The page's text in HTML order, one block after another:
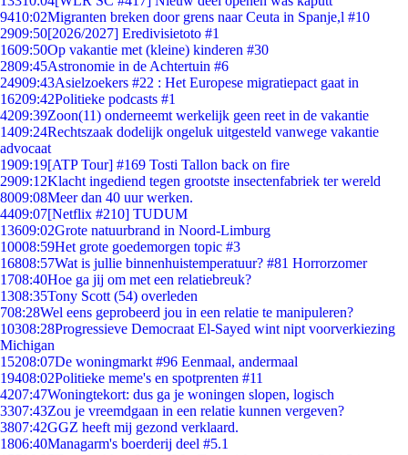
9410:02Migranten breken door grens naar Ceuta in Spanje,l #10
2909:50[2026/2027] Eredivisietoto #1
1609:50Op vakantie met (kleine) kinderen #30
2809:45Astronomie in de Achtertuin #6
24909:43Asielzoekers #22 : Het Europese migratiepact gaat in
16209:42Politieke podcasts #1
4209:39Zoon(11) onderneemt werkelijk geen reet in de vakantie
1409:24Rechtszaak dodelijk ongeluk uitgesteld vanwege vakantie
advocaat
1909:19[ATP Tour] #169 Tosti Tallon back on fire
2909:12Klacht ingediend tegen grootste insectenfabriek ter wereld
8009:08Meer dan 40 uur werken.
4409:07[Netflix #210] TUDUM
13609:02Grote natuurbrand in Noord-Limburg
10008:59Het grote goedemorgen topic #3
16808:57Wat is jullie binnenhuistemperatuur? #81 Horrorzomer
1708:40Hoe ga jij om met een relatiebreuk?
1308:35Tony Scott (54) overleden
708:28Wel eens geprobeerd jou in een relatie te manipuleren?
10308:28Progressieve Democraat El-Sayed wint nipt voorverkiezing
Michigan
15208:07De woningmarkt #96 Eenmaal, andermaal
19408:02Politieke meme's en spotprenten #11
4207:47Woningtekort: dus ga je woningen slopen, logisch
3307:43Zou je vreemdgaan in een relatie kunnen vergeven?
3807:42GGZ heeft mij gezond verklaard.
1806:40Managarm's boerderij deel #5.1